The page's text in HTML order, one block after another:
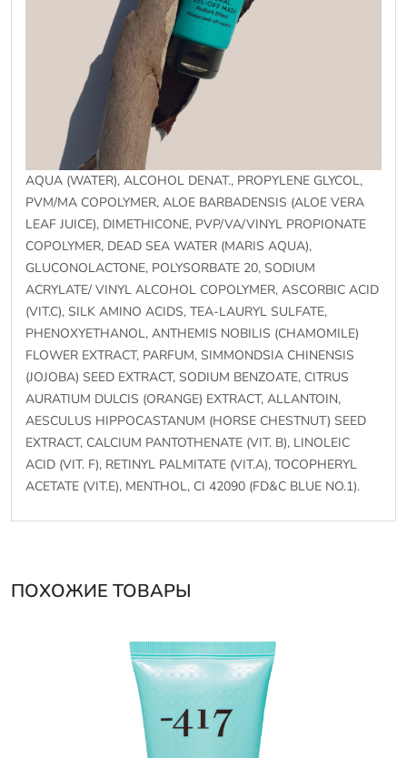
AQUA (WATER), ALCOHOL DENAT., PROPYLENE GLYCOL,
PVM/MA COPOLYMER, ALOE BARBADENSIS (ALOE VERA
LEAF JUICE), DIMETHICONE, PVP/VA/VINYL PROPIONATE
COPOLYMER, DEAD SEA WATER (MARIS AQUA),
GLUCONOLACTONE, POLYSORBATE 20, SODIUM
ACRYLATE/ VINYL ALCOHOL COPOLYMER, ASCORBIC ACID
(VIT.C), SILK AMINO ACIDS, TEA-LAURYL SULFATE,
PHENOXYETHANOL, ANTHEMIS NOBILIS (CHAMOMILE)
FLOWER EXTRACT, PARFUM, SIMMONDSIA CHINENSIS
(JOJOBA) SEED EXTRACT, SODIUM BENZOATE, CITRUS
AURATIUM DULCIS (ORANGE) EXTRACT, ALLANTOIN,
AESCULUS HIPPOCASTANUM (HORSE CHESTNUT) SEED
EXTRACT, CALCIUM PANTOTHENATE (VIT. B), LINOLEIC
ACID (VIT. F), RETINYL PALMITATE (VIT.A), TOCOPHERYL
ACETATE (VIT.E), MENTHOL, CI 42090 (FD&C BLUE NO.1).
ПОХОЖИЕ ТОВАРЫ